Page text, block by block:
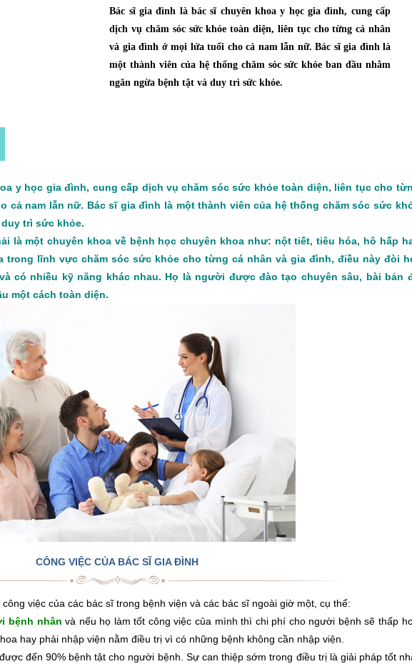
Bác sĩ gia đình là bác sĩ chuyên khoa y học gia đình, cung cấp
dịch vụ chăm sóc sức khỏe toàn diện, liên tục cho từng cá nhân
và gia đình ở mọi lứa tuổi cho cả nam lẫn nữ. Bác sĩ gia đình là
một thành viên của hệ thống chăm sóc sức khỏe ban đầu nhằm
ngăn ngừa bệnh tật và duy trì sức khỏe.
y học gia đình, cung cấp dịch vụ chăm sóc sức khỏe toàn diện, liên tục cho
cả nam lẫn nữ. Bác sĩ gia đình là một thành viên của hệ thống chăm sóc sức
trì sức khỏe.
một chuyên khoa về bệnh học chuyên khoa như: nột tiết, tiêu hóa, hô hấp
trong lĩnh vực chăm sóc sức khỏe cho từng cá nhân và gia đình, điều này đòi
có nhiều kỹ năng khác nhau. Họ là người được đào tạo chuyên sâu, bài bản
một cách toàn diện.
CÔNG VIỆC CỦA BÁC SĨ GIA ĐÌNH
việc của các bác sĩ trong bệnh viện và các bác sĩ ngoài giờ một, cụ thể:
bệnh nhânvà nếu họ làm tốt công việc của mình thì chi phí cho người bệnh sẽ thấp
hay phải nhập viện nằm điều trị vì có những bệnh không cần nhập viện.
đến 90% bệnh tật cho người bệnh. Sự can thiệp sớm trong điều trị là giải pháp tốt